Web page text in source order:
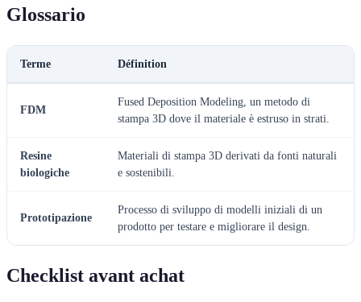
Glossario
Terme Définition
FDM
Fused Deposition Modeling, un metodo di
stampa 3D dove il materiale è estruso in strati.
Resine
biologiche
Materiali di stampa 3D derivati da fonti naturali
e sostenibili.
Prototipazione
Processo di sviluppo di modelli iniziali di un
prodotto per testare e migliorare il design.
Checklist avant achat